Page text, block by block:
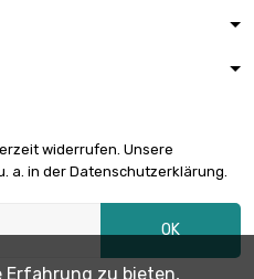

widerrufen. Unsere
a. in der Datenschutzerklärung.
OK
Erfahrung zu bieten,